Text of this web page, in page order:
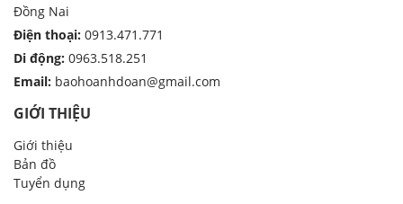
Đồng Nai
Điện thoại: 0913.471.771
Di động: 0963.518.251
Email: baohoanhdoan@gmail.com
GIỚI THIỆU
Giới thiệu
Bản đồ
Tuyển dụng